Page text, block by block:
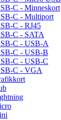
C - Minneskort
C - Multiport
C - RJ45
C - SATA
C - USB-A
C - USB-B
C - USB-C
C - VGA